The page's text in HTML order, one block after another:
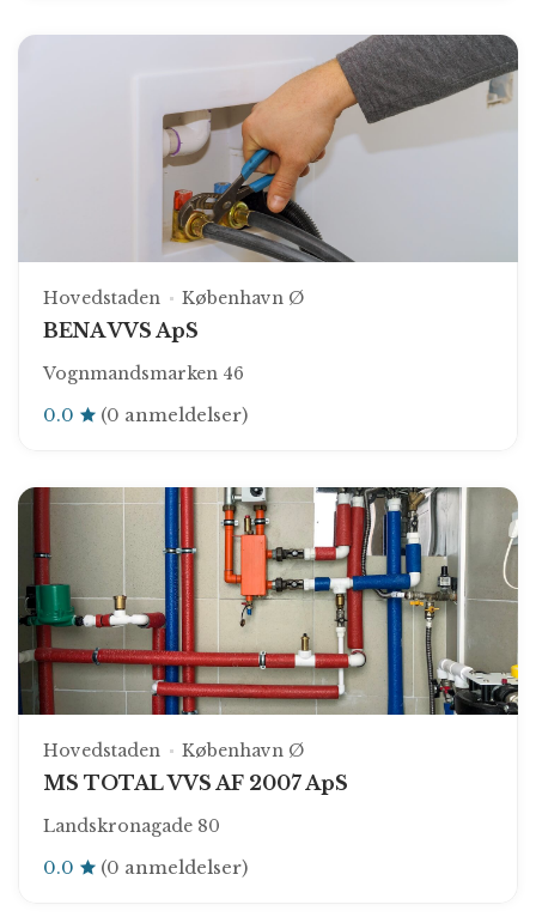
Hovedstaden København Ø
BENA VVS ApS
Vognmandsmarken 46
0.0 (0 anmeldelser)
Hovedstaden København Ø
MS TOTAL VVS AF 2007 ApS
Landskronagade 80
0.0 (0 anmeldelser)